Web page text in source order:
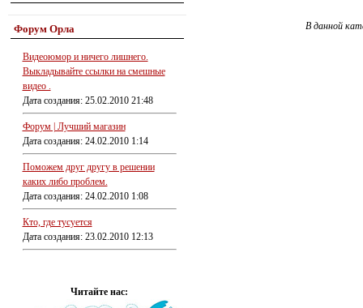
Форум Орла
Видеоюмор и ничего лишнего.
Выкладывайте ссылки на смешные
видео .
Дата создания: 25.02.2010 21:48
Форум | Лучший магазин
Дата создания: 24.02.2010 1:14
Поможем друг другу в решении
каких либо проблем.
Дата создания: 24.02.2010 1:08
Кто, где тусуется
Дата создания: 23.02.2010 12:13
Читайте нас:
В данной